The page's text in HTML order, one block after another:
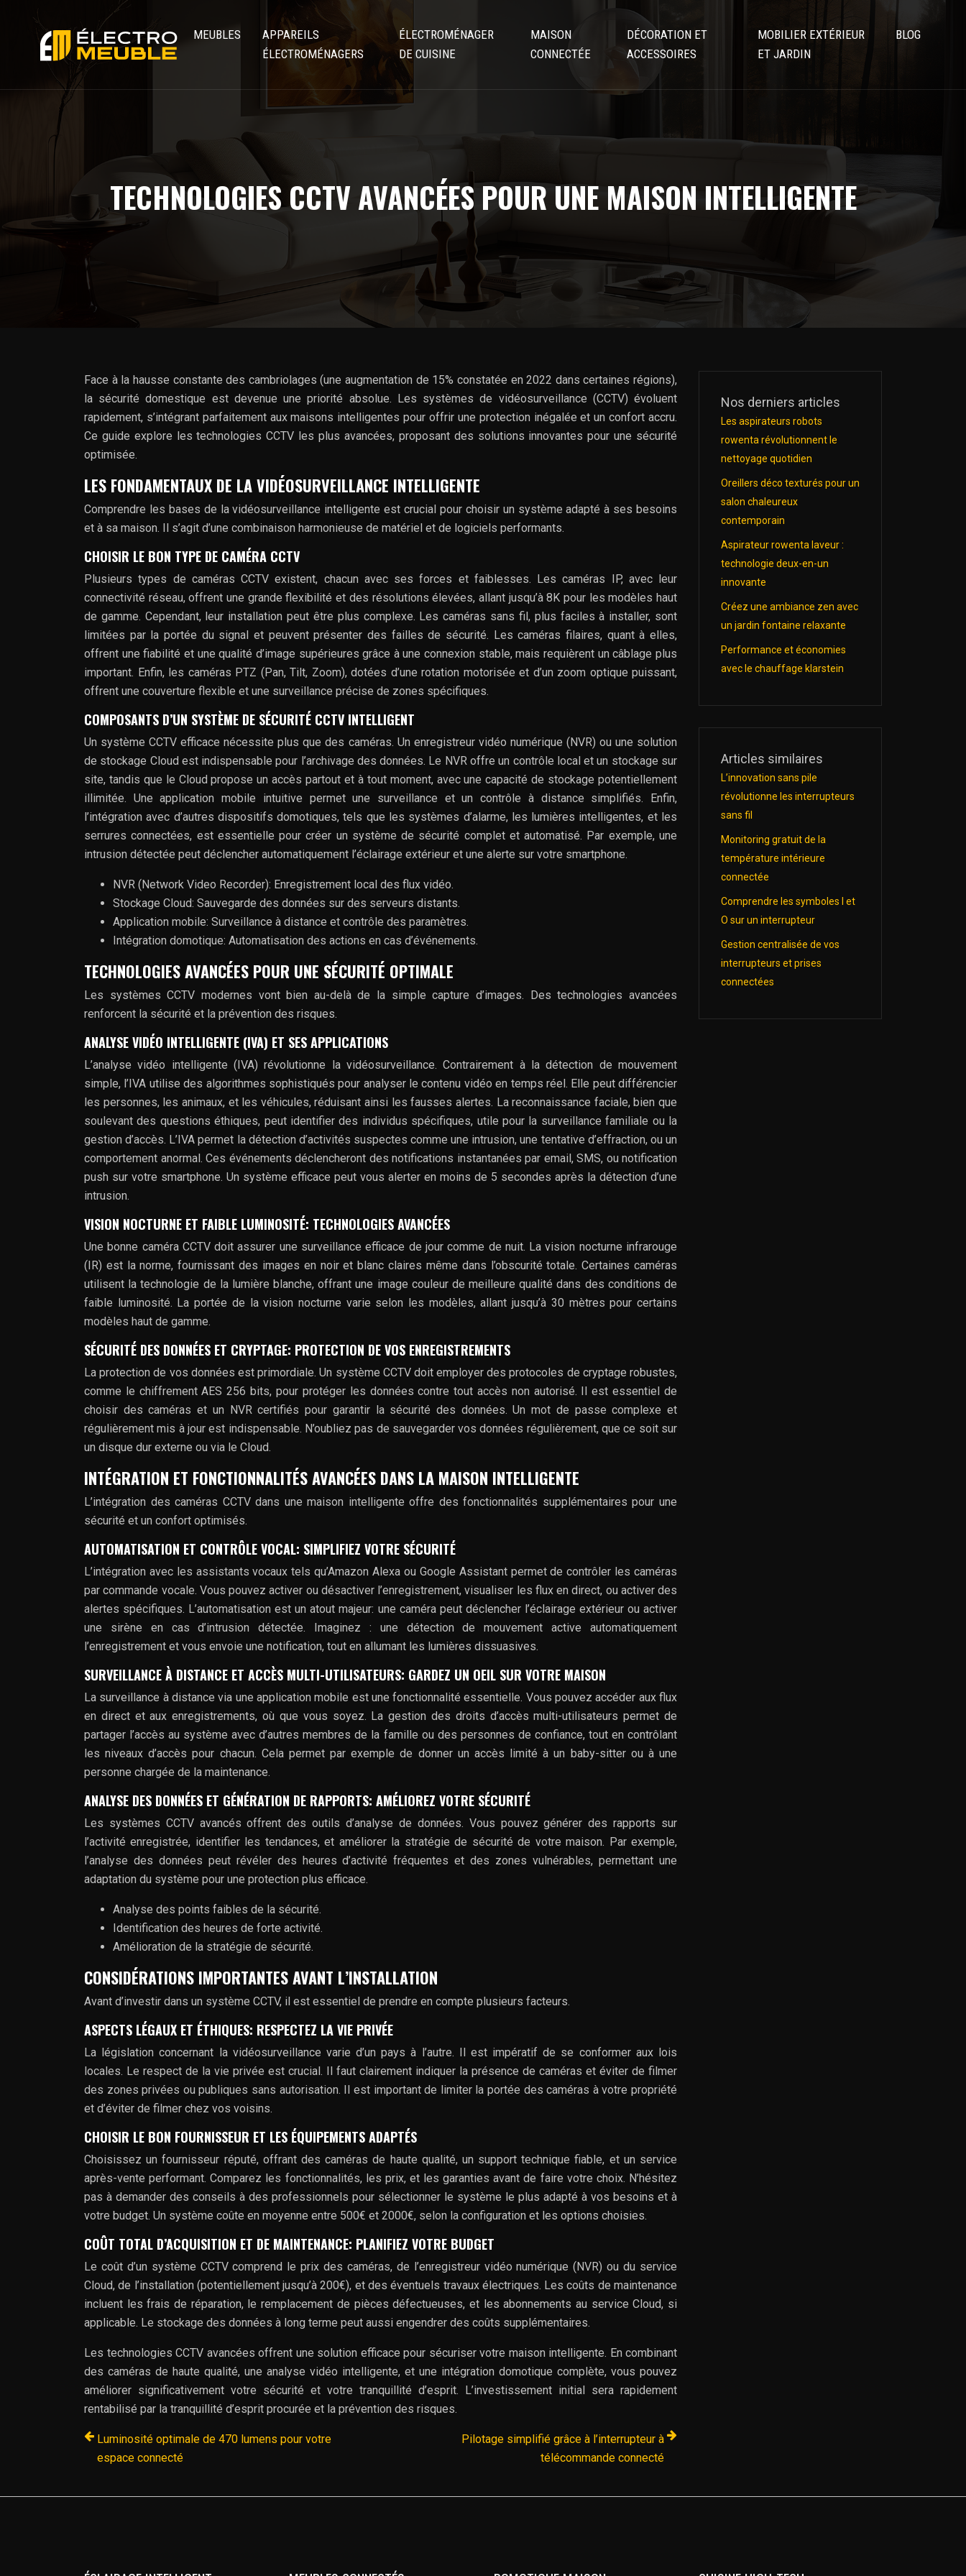
MEUBLES
APPAREILS
ÉLECTROMÉNAGERS
ÉLECTROMÉNAGER
DE CUISINE
MAISON
CONNECTÉE
DÉCORATION ET
ACCESSOIRES
MOBILIER EXTÉRIEUR
ET JARDIN
BLOG
TECHNOLOGIES CCTV AVANCÉES POUR UNE MAISON INTELLIGENTE
Face à la hausse constante des cambriolages (une augmentation de 15% constatée en 2022 dans certaines régions),
la sécurité domestique est devenue une priorité absolue. Les systèmes de vidéosurveillance (CCTV) évoluent
rapidement, s’intégrant parfaitement aux maisons intelligentes pour offrir une protection inégalée et un confort accru.
Ce guide explore les technologies CCTV les plus avancées, proposant des solutions innovantes pour une sécurité
optimisée.
LES FONDAMENTAUX DE LA VIDÉOSURVEILLANCE INTELLIGENTE
Comprendre les bases de la vidéosurveillance intelligente est crucial pour choisir un système adapté à ses besoins
et à sa maison. Il s’agit d’une combinaison harmonieuse de matériel et de logiciels performants.
CHOISIR LE BON TYPE DE CAMÉRA CCTV
Plusieurs types de caméras CCTV existent, chacun avec ses forces et faiblesses. Les caméras IP, avec leur
connectivité réseau, offrent une grande flexibilité et des résolutions élevées, allant jusqu’à 8K pour les modèles haut
de gamme. Cependant, leur installation peut être plus complexe. Les caméras sans fil, plus faciles à installer, sont
limitées par la portée du signal et peuvent présenter des failles de sécurité. Les caméras filaires, quant à elles,
offrent une fiabilité et une qualité d’image supérieures grâce à une connexion stable, mais requièrent un câblage plus
important. Enfin, les caméras PTZ (Pan, Tilt, Zoom), dotées d’une rotation motorisée et d’un zoom optique puissant,
offrent une couverture flexible et une surveillance précise de zones spécifiques.
COMPOSANTS D’UN SYSTÈME DE SÉCURITÉ CCTV INTELLIGENT
Un système CCTV efficace nécessite plus que des caméras. Un enregistreur vidéo numérique (NVR) ou une solution
de stockage Cloud est indispensable pour l’archivage des données. Le NVR offre un contrôle local et un stockage sur
site, tandis que le Cloud propose un accès partout et à tout moment, avec une capacité de stockage potentiellement
illimitée. Une application mobile intuitive permet une surveillance et un contrôle à distance simplifiés. Enfin,
l’intégration avec d’autres dispositifs domotiques, tels que les systèmes d’alarme, les lumières intelligentes, et les
serrures connectées, est essentielle pour créer un système de sécurité complet et automatisé. Par exemple, une
intrusion détectée peut déclencher automatiquement l’éclairage extérieur et une alerte sur votre smartphone.
NVR (Network Video Recorder): Enregistrement local des flux vidéo.
Stockage Cloud: Sauvegarde des données sur des serveurs distants.
Application mobile: Surveillance à distance et contrôle des paramètres.
Intégration domotique: Automatisation des actions en cas d’événements.
TECHNOLOGIES AVANCÉES POUR UNE SÉCURITÉ OPTIMALE
Les systèmes CCTV modernes vont bien au-delà de la simple capture d’images. Des technologies avancées
renforcent la sécurité et la prévention des risques.
ANALYSE VIDÉO INTELLIGENTE (IVA) ET SES APPLICATIONS
L’analyse vidéo intelligente (IVA) révolutionne la vidéosurveillance. Contrairement à la détection de mouvement
simple, l’IVA utilise des algorithmes sophistiqués pour analyser le contenu vidéo en temps réel. Elle peut différencier
les personnes, les animaux, et les véhicules, réduisant ainsi les fausses alertes. La reconnaissance faciale, bien que
soulevant des questions éthiques, peut identifier des individus spécifiques, utile pour la surveillance familiale ou la
gestion d’accès. L’IVA permet la détection d’activités suspectes comme une intrusion, une tentative d’effraction, ou un
comportement anormal. Ces événements déclencheront des notifications instantanées par email, SMS, ou notification
push sur votre smartphone. Un système efficace peut vous alerter en moins de 5 secondes après la détection d’une
intrusion.
VISION NOCTURNE ET FAIBLE LUMINOSITÉ: TECHNOLOGIES AVANCÉES
Une bonne caméra CCTV doit assurer une surveillance efficace de jour comme de nuit. La vision nocturne infrarouge
(IR) est la norme, fournissant des images en noir et blanc claires même dans l’obscurité totale. Certaines caméras
utilisent la technologie de la lumière blanche, offrant une image couleur de meilleure qualité dans des conditions de
faible luminosité. La portée de la vision nocturne varie selon les modèles, allant jusqu’à 30 mètres pour certains
modèles haut de gamme.
SÉCURITÉ DES DONNÉES ET CRYPTAGE: PROTECTION DE VOS ENREGISTREMENTS
La protection de vos données est primordiale. Un système CCTV doit employer des protocoles de cryptage robustes,
comme le chiffrement AES 256 bits, pour protéger les données contre tout accès non autorisé. Il est essentiel de
choisir des caméras et un NVR certifiés pour garantir la sécurité des données. Un mot de passe complexe et
régulièrement mis à jour est indispensable. N’oubliez pas de sauvegarder vos données régulièrement, que ce soit sur
un disque dur externe ou via le Cloud.
INTÉGRATION ET FONCTIONNALITÉS AVANCÉES DANS LA MAISON INTELLIGENTE
L’intégration des caméras CCTV dans une maison intelligente offre des fonctionnalités supplémentaires pour une
sécurité et un confort optimisés.
AUTOMATISATION ET CONTRÔLE VOCAL: SIMPLIFIEZ VOTRE SÉCURITÉ
L’intégration avec les assistants vocaux tels qu’Amazon Alexa ou Google Assistant permet de contrôler les caméras
par commande vocale. Vous pouvez activer ou désactiver l’enregistrement, visualiser les flux en direct, ou activer des
alertes spécifiques. L’automatisation est un atout majeur: une caméra peut déclencher l’éclairage extérieur ou activer
une sirène en cas d’intrusion détectée. Imaginez : une détection de mouvement active automatiquement
l’enregistrement et vous envoie une notification, tout en allumant les lumières dissuasives.
SURVEILLANCE À DISTANCE ET ACCÈS MULTI-UTILISATEURS: GARDEZ UN OEIL SUR VOTRE MAISON
La surveillance à distance via une application mobile est une fonctionnalité essentielle. Vous pouvez accéder aux flux
en direct et aux enregistrements, où que vous soyez. La gestion des droits d’accès multi-utilisateurs permet de
partager l’accès au système avec d’autres membres de la famille ou des personnes de confiance, tout en contrôlant
les niveaux d’accès pour chacun. Cela permet par exemple de donner un accès limité à un baby-sitter ou à une
personne chargée de la maintenance.
ANALYSE DES DONNÉES ET GÉNÉRATION DE RAPPORTS: AMÉLIOREZ VOTRE SÉCURITÉ
Les systèmes CCTV avancés offrent des outils d’analyse de données. Vous pouvez générer des rapports sur
l’activité enregistrée, identifier les tendances, et améliorer la stratégie de sécurité de votre maison. Par exemple,
l’analyse des données peut révéler des heures d’activité fréquentes et des zones vulnérables, permettant une
adaptation du système pour une protection plus efficace.
Analyse des points faibles de la sécurité.
Identification des heures de forte activité.
Amélioration de la stratégie de sécurité.
CONSIDÉRATIONS IMPORTANTES AVANT L’INSTALLATION
Avant d’investir dans un système CCTV, il est essentiel de prendre en compte plusieurs facteurs.
ASPECTS LÉGAUX ET ÉTHIQUES: RESPECTEZ LA VIE PRIVÉE
La législation concernant la vidéosurveillance varie d’un pays à l’autre. Il est impératif de se conformer aux lois
locales. Le respect de la vie privée est crucial. Il faut clairement indiquer la présence de caméras et éviter de filmer
des zones privées ou publiques sans autorisation. Il est important de limiter la portée des caméras à votre propriété
et d’éviter de filmer chez vos voisins.
CHOISIR LE BON FOURNISSEUR ET LES ÉQUIPEMENTS ADAPTÉS
Choisissez un fournisseur réputé, offrant des caméras de haute qualité, un support technique fiable, et un service
après-vente performant. Comparez les fonctionnalités, les prix, et les garanties avant de faire votre choix. N’hésitez
pas à demander des conseils à des professionnels pour sélectionner le système le plus adapté à vos besoins et à
votre budget. Un système coûte en moyenne entre 500€ et 2000€, selon la configuration et les options choisies.
COÛT TOTAL D’ACQUISITION ET DE MAINTENANCE: PLANIFIEZ VOTRE BUDGET
Le coût d’un système CCTV comprend le prix des caméras, de l’enregistreur vidéo numérique (NVR) ou du service
Cloud, de l’installation (potentiellement jusqu’à 200€), et des éventuels travaux électriques. Les coûts de maintenance
incluent les frais de réparation, le remplacement de pièces défectueuses, et les abonnements au service Cloud, si
applicable. Le stockage des données à long terme peut aussi engendrer des coûts supplémentaires.
Les technologies CCTV avancées offrent une solution efficace pour sécuriser votre maison intelligente. En combinant
des caméras de haute qualité, une analyse vidéo intelligente, et une intégration domotique complète, vous pouvez
améliorer significativement votre sécurité et votre tranquillité d’esprit. L’investissement initial sera rapidement
rentabilisé par la tranquillité d’esprit procurée et la prévention des risques.
Luminosité optimale de 470 lumens pour votre
espace connecté
Pilotage simplifié grâce à l’interrupteur à
télécommande connecté
Nos derniers articles
Les aspirateurs robots
rowenta révolutionnent le
nettoyage quotidien
Oreillers déco texturés pour un
salon chaleureux
contemporain
Aspirateur rowenta laveur :
technologie deux-en-un
innovante
Créez une ambiance zen avec
un jardin fontaine relaxante
Performance et économies
avec le chauffage klarstein
Articles similaires
L’innovation sans pile
révolutionne les interrupteurs
sans fil
Monitoring gratuit de la
température intérieure
connectée
Comprendre les symboles I et
O sur un interrupteur
Gestion centralisée de vos
interrupteurs et prises
connectées